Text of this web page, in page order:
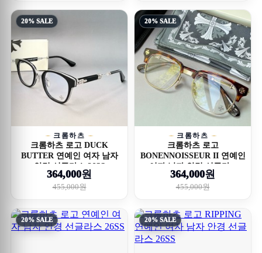
20% SALE
크롬하츠
크롬하츠 로고 DUCK
BUTTER 연예인 여자 남자
안경 선글라스 26SS
364,000원
455,000원
20% SALE
크롬하츠
크롬하츠 로고
BONENNOISSEUR II 연예인
여자 남자 안경 선글라...
364,000원
455,000원
20% SALE 20% SALE